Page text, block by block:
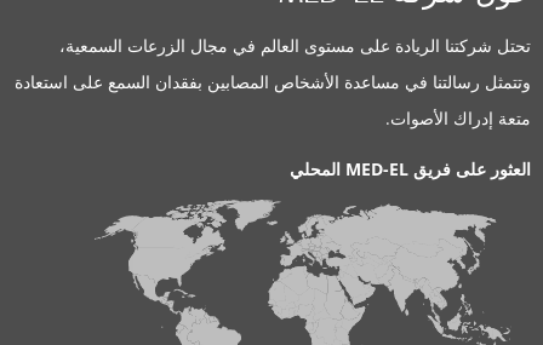
تحتل شركتنا الريادة على مستوى العالم في مجال الزرعات السمعية،
وتتمثل رسالتنا في مساعدة الأشخاص المصابين بفقدان السمع على استعادة
متعة إدراك الأصوات.
العثور على فريق MED-EL المحلي